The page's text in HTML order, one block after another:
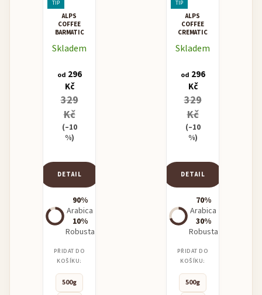
TIP
ALPS
COFFEE
BARMATIC
Skladem
od 296
Kč
329
Kč
(–10
%)
DETAIL
90%
Arabica
10%
Robusta
PŘIDAT DO
KOŠÍKU:
500g
TIP
ALPS
COFFEE
CREMATIC
Skladem
od 296
Kč
329
Kč
(–10
%)
DETAIL
70%
Arabica
30%
Robusta
PŘIDAT DO
KOŠÍKU:
500g